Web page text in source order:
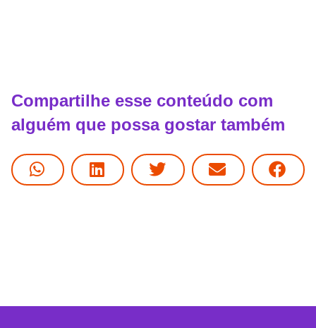
Compartilhe esse conteúdo com
alguém que possa gostar também